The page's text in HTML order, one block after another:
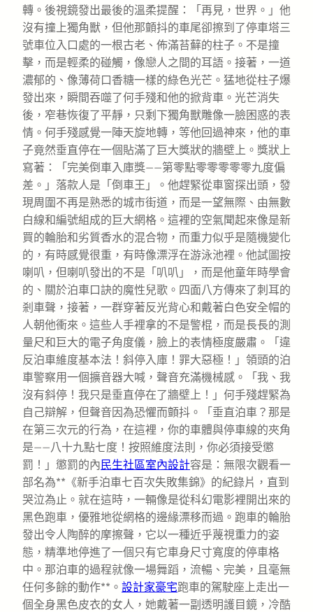
轉。後視鏡發出最後的溫柔提醒：「再見，世界。」他
沒有撞上獨角獸，但他那顫抖的車尾卻擦到了停車塔三
號車位入口處的一根古老、佈滿苔蘚的柱子。不是撞
擊，而是輕柔的碰觸，像戀人之間的耳語。接著，一道
濃郁的、像薄荷口香糖一樣的綠色光芒。猛地從柱子爆
發出來，瞬間吞噬了何手殘和他的掀背車。光芒消失
後，窄巷恢復了平靜，只剩下獨角獸雕像一臉困惑的表
情。何手殘感覺一陣天旋地轉，等他回過神來，他的車
子竟然垂直停在一個貼滿了巨大獎狀的牆壁上。獎狀上
寫著：「完美倒車入庫獎——第零點零零零零零九度偏
差。」落款人是「倒車王」。他趕緊從車窗探出頭，發
現周圍不再是熟悉的城市街道，而是一望無際、由無數
白線和編號組成的巨大網格。這裡的空氣聞起來像是新
買的輪胎和劣質香水的混合物，而重力似乎是隨機變化
的，有時感覺很重，有時像漂浮在游泳池裡。他試圖按
喇叭，但喇叭發出的不是「叭叭」，而是他童年時學會
的、關於泊車口訣的魔性兒歌。四面八方傳來了刺耳的
剎車聲，接著，一群穿著反光背心和戴著白色安全帽的
人朝他衝來。這些人手裡拿的不是警棍，而是長長的測
量尺和巨大的電子角度儀，臉上的表情極度嚴肅。「違
反泊車維度基本法！斜停入庫！罪大惡極！」領頭的泊
車警察用一個擴音器大喊，聲音充滿機械感。「我、我
沒有斜停！我只是垂直停在了牆壁上！」何手殘趕緊為
自己辯解，但聲音因為恐懼而顫抖。「垂直泊車？那是
在第三次元的行為，在這裡，你的車體與停車線的夾角
是——八十九點七度！按照維度法則，你必須接受懲
罰！」懲罰的內 民生社區室內設計容是：無限次觀看一
部名為**《新手泊車七百次失敗集錦》的紀錄片，直到
哭泣為止。就在這時，一輛像是從科幻電影裡開出來的
黑色跑車，優雅地從網格的邊緣漂移而過。跑車的輪胎
發出令人陶醉的摩擦聲，它以一種近乎蔑視重力的姿
態，精準地停進了一個只有它車身尺寸寬度的停車格
中。那泊車的過程就像一場舞蹈，流暢、完美，且毫無
任何多餘的動作**。 設計家豪宅跑車的駕駛座上走出一
個全身黑色皮衣的女人，她戴著一副透明護目鏡，冷酷